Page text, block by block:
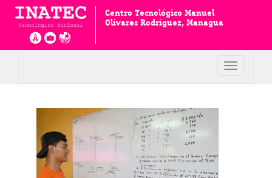
Centro Tecnológico Manuel
Olivares Rodríguez, Managua
Toggle